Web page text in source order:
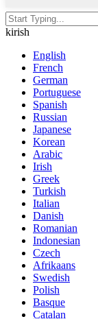
kirish
English
French
German
Portuguese
Spanish
Russian
Japanese
Korean
Arabic
Irish
Greek
Turkish
Italian
Danish
Romanian
Indonesian
Czech
Afrikaans
Swedish
Polish
Basque
Catalan